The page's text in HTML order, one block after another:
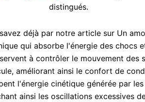
distingués.
déjà par notre article sur Un
qui absorbe l'énergie des chocs
à contrôler le mouvement des
améliorant ainsi le confort de
l'énergie cinétique générée par
ainsi les oscillations excessives